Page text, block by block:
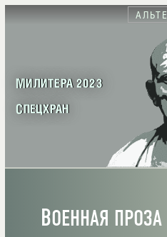
МИЛИТЕРА 2023
СПЕЦХРАН
ВОЕННАЯ ПРОЗА